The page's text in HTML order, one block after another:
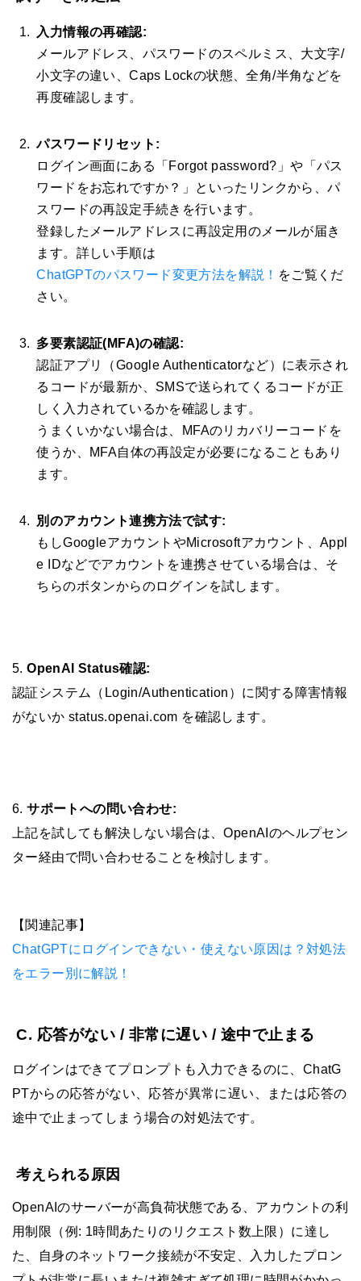
入力情報の再確認:
メールアドレス、パスワードのスペルミス、大文字/
小文字の違い、Caps Lockの状態、全角/半角などを
再度確認します。
パスワードリセット:
ログイン画面にある「Forgot password?」や「パス
ワードをお忘れですか？」といったリンクから、パ
スワードの再設定手続きを行います。
登録したメールアドレスに再設定用のメールが届き
ます。詳しい手順は
ChatGPTのパスワード変更方法を解説！ をご覧くだ
さい。
多要素認証(MFA)の確認:
認証アプリ（Google Authenticatorなど）に表示され
るコードが最新か、SMSで送られてくるコードが正
しく入力されているかを確認します。
うまくいかない場合は、MFAのリカバリーコードを
使うか、MFA自体の再設定が必要になることもあり
ます。
別のアカウント連携方法で試す:
もしGoogleアカウントやMicrosoftアカウント、Appl
e IDなどでアカウントを連携させている場合は、そ
ちらのボタンからのログインを試します。
5.OpenAI Status確認:
認証システム（Login/Authentication）に関する障害情報
がないか status.openai.com を確認します。
6.サポートへの問い合わせ:
上記を試しても解決しない場合は、OpenAIのヘルプセン
ター経由で問い合わせることを検討します。
【関連記事】
ChatGPTにログインできない・使えない原因は？対処法
をエラー別に解説！
C. 応答がない / 非常に遅い / 途中で止まる
ログインはできてプロンプトも入力できるのに、ChatG
PTからの応答がない、応答が異常に遅い、または応答の
途中で止まってしまう場合の対処法です。
考えられる原因
OpenAIのサーバーが高負荷状態である、アカウントの利
用制限（例: 1時間あたりのリクエスト数上限）に達し
た、自身のネットワーク接続が不安定、入力したプロン